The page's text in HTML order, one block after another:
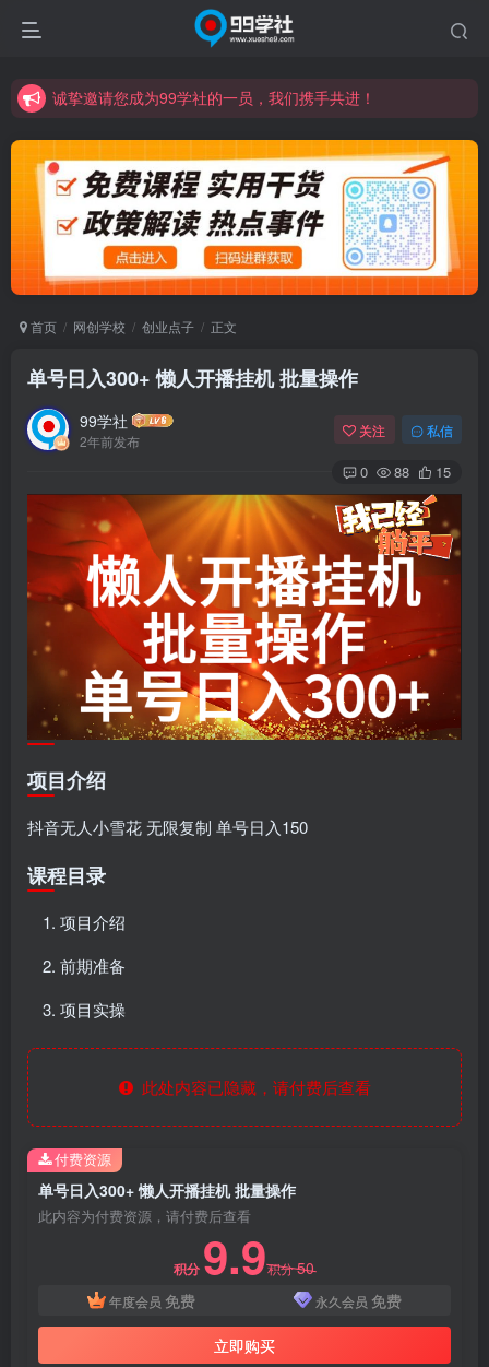
诚挚邀请您成为99学社的一员，我们携手共进！
诚挚邀请您成为99学社的一员，我们携手共进！
学习路上不孤独，99学社与你同行！分享全网优质VIP资源，炒股教程、创业教程、网络营销教程、自媒体短视频教程等，长期更新各大精品创业项目！
首页 网创学校 创业点子 正文
单号日入300+ 懒人开播挂机 批量操作
99学社
2年前发布
关注 私信
0 88 15
项目介绍
抖音无人小雪花 无限复制 单号日入150
课程目录
项目介绍
前期准备
项目实操
此处内容已隐藏，请付费后查看
单号日入300+ 懒人开播挂机 批量操作
此内容为付费资源，请付费后查看
积分 9.9积分50
年度会员 免费 永久会员 免费
立即购买
付费资源